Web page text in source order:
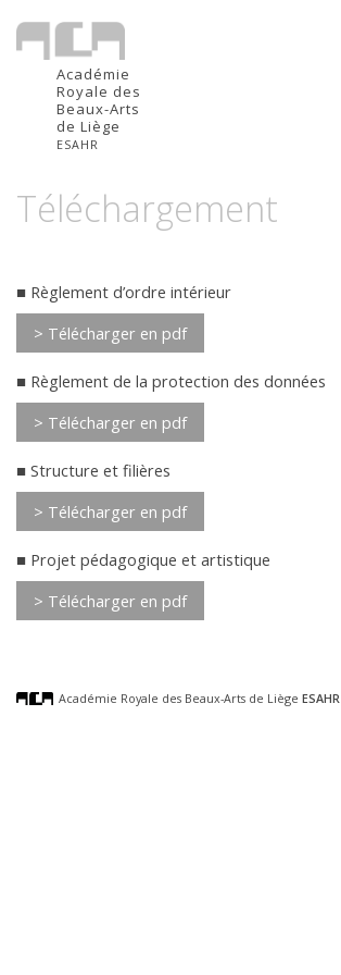
Académie
Royale des
Beaux-Arts
de Liège
ESAHR
Téléchargement
Règlement d’ordre intérieur
> Télécharger en pdf
Règlement de la protection des données
> Télécharger en pdf
Structure et filières
> Télécharger en pdf
Projet pédagogique et artistique
> Télécharger en pdf
Académie Royale des Beaux-Arts de Liège ESAHR